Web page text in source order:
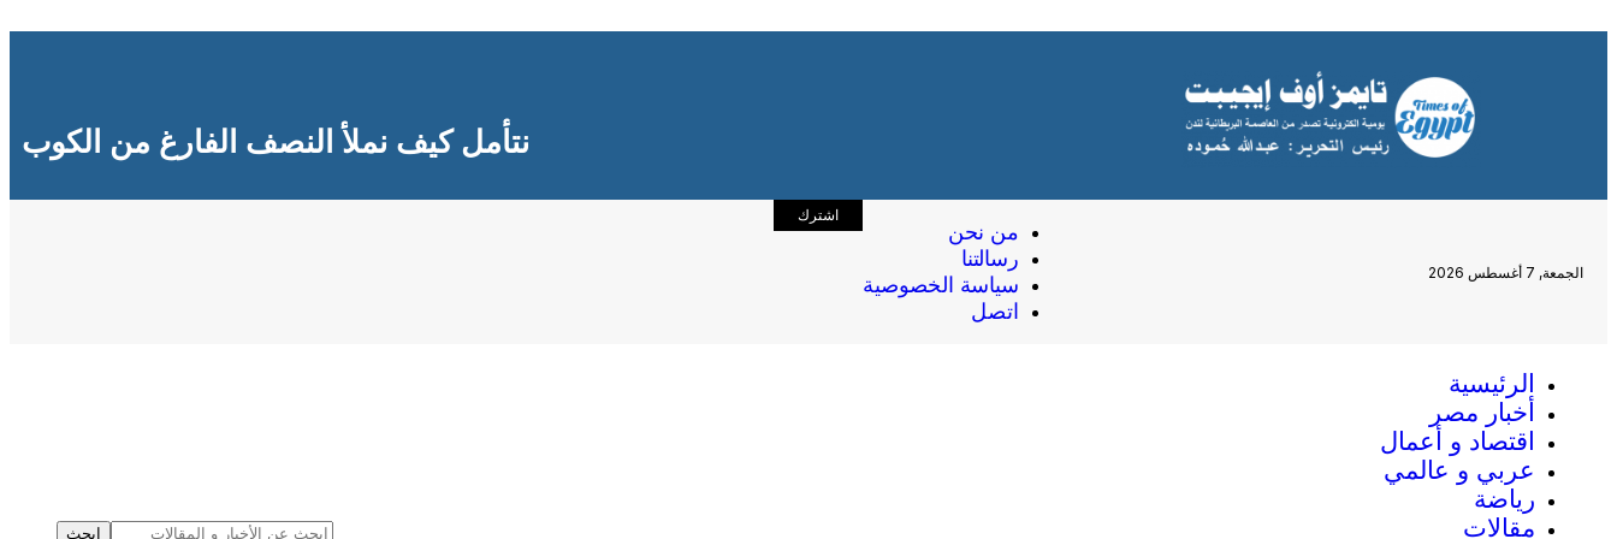
نتأمل كيف نملأ النصف الفارغ من الكوب
الجمعة, 7 أغسطس 2026
من نحن
رسالتنا
سياسة الخصوصية
اتصل
اشترك
الرئيسية
أخبار مصر
اقتصاد و أعمال
عربي و عالمي
رياضة
مقالات